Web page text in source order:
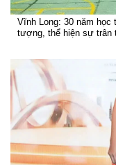
Vĩnh Long: 30 năm học
tượng, thể hiện sự trân